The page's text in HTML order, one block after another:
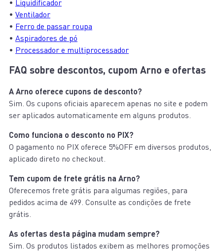
• Liquidificador
• Ventilador
• Ferro de passar roupa
• Aspiradores de pó
• Processador e multiprocessador
FAQ sobre descontos, cupom Arno e ofertas
A Arno oferece cupons de desconto?
Sim. Os cupons oficiais aparecem apenas no site e podem
ser aplicados automaticamente em alguns produtos.
Como funciona o desconto no PIX?
O pagamento no PIX oferece 5%OFF em diversos produtos,
aplicado direto no checkout.
Tem cupom de frete grátis na Arno?
Oferecemos frete grátis para algumas regiões, para
pedidos acima de 499. Consulte as condições de frete
grátis.
As ofertas desta página mudam sempre?
Sim. Os produtos listados exibem as melhores promoções